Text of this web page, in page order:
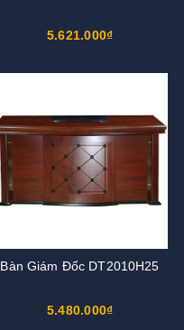
5.621.000₫
Bàn Giám Đốc DT2010H25
5.480.000₫